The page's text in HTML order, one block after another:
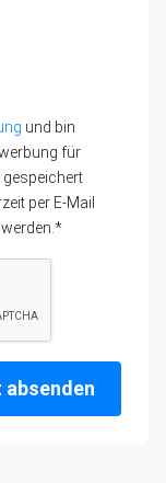
und bin
für
per E-Mail